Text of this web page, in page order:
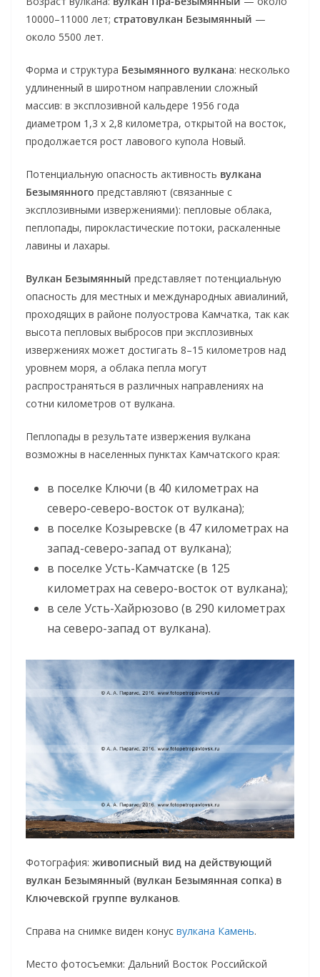
10000–11000 лет; стратовулкан Безымянный —
около 5500 лет.
Форма и структура Безымянного вулкана: несколько
удлиненный в широтном направлении сложный
массив: в эксплозивной кальдере 1956 года
диаметром 1,3 х 2,8 километра, открытой на восток,
продолжается рост лавового купола Новый.
Потенциальную опасность активность вулкана
Безымянного представляют (связанные с
эксплозивными извержениями): пепловые облака,
пеплопады, пирокластические потоки, раскаленные
лавины и лахары.
Вулкан Безымянный представляет потенциальную
опасность для местных и международных авиалиний,
проходящих в районе полуострова Камчатка, так как
высота пепловых выбросов при эксплозивных
извержениях может достигать 8–15 километров над
уровнем моря, а облака пепла могут
распространяться в различных направлениях на
сотни километров от вулкана.
Пеплопады в результате извержения вулкана
возможны в населенных пунктах Камчатского края:
в поселке Ключи (в 40 километрах на
северо-северо-восток от вулкана);
в поселке Козыревске (в 47 километрах на
запад-северо-запад от вулкана);
в поселке Усть-Камчатске (в 125
километрах на северо-восток от вулкана);
в селе Усть-Хайрюзово (в 290 километрах
на северо-запад от вулкана).
Фотография: живописный вид на действующий
вулкан Безымянный (вулкан Безымянная сопка) в
Ключевской группе вулканов.
Справа на снимке виден конус вулкана Камень.
Место фотосъемки: Дальний Восток Российской